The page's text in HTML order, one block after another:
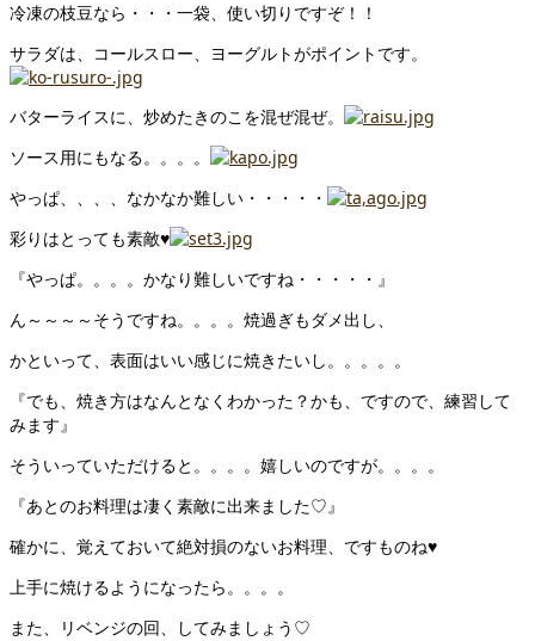
冷凍の枝豆なら・・・一袋、使い切りですぞ！！
サラダは、コールスロー、ヨーグルトがポイントです。
バターライスに、炒めたきのこを混ぜ混ぜ。
ソース用にもなる。。。。
やっぱ、、、、なかなか難しい・・・・・
彩りはとっても素敵♥
『やっぱ。。。。かなり難しいですね・・・・・』
ん～～～～そうですね。。。。焼過ぎもダメ出し、
かといって、表面はいい感じに焼きたいし。。。。。
『でも、焼き方はなんとなくわかった？かも、ですので、練習して
みます』
そういっていただけると。。。。嬉しいのですが。。。。
『あとのお料理は凄く素敵に出来ました♡』
確かに、覚えておいて絶対損のないお料理、ですものね♥
上手に焼けるようになったら。。。。
また、リベンジの回、してみましょう♡